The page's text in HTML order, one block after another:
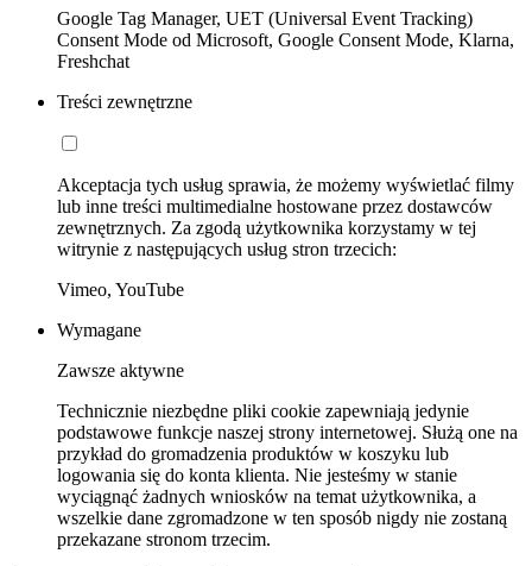
Google Tag Manager, UET (Universal Event Tracking)
Consent Mode od Microsoft, Google Consent Mode, Klarna,
Freshchat
Treści zewnętrzne
Akceptacja tych usług sprawia, że możemy wyświetlać filmy
lub inne treści multimedialne hostowane przez dostawców
zewnętrznych. Za zgodą użytkownika korzystamy w tej
witrynie z następujących usług stron trzecich:
Vimeo, YouTube
Wymagane
Zawsze aktywne
Technicznie niezbędne pliki cookie zapewniają jedynie
podstawowe funkcje naszej strony internetowej. Służą one na
przykład do gromadzenia produktów w koszyku lub
logowania się do konta klienta. Nie jesteśmy w stanie
wyciągnąć żadnych wniosków na temat użytkownika, a
wszelkie dane zgromadzone w ten sposób nigdy nie zostaną
przekazane stronom trzecim.